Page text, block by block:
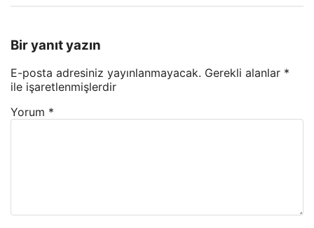
Bir yanıt yazın
E-posta adresiniz yayınlanmayacak. Gerekli alanlar *
ile işaretlenmişlerdir
Yorum *